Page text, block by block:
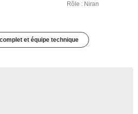
Rôle : Niran
et équipe technique